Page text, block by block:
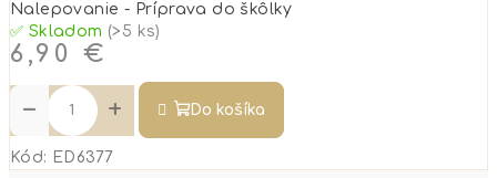
Nalepovanie - Príprava do škôlky
✅ Skladom (>5 ks)
6,90 €
+
− Do košíka
Kód: ED6377